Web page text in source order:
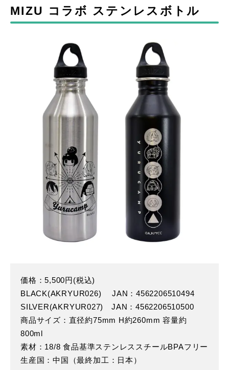
MIZU コラボ ステンレスボトル
価格：5,500円(税込)
BLACK(AKRYUR026) JAN：4562206510494
SILVER(AKRYUR027) JAN：4562206510500
商品サイズ：直径約75mm H約260mm 容量約
800ml
素材：18/8 食品基準ステンレススチールBPAフリー
生産国：中国（最終加工：日本）